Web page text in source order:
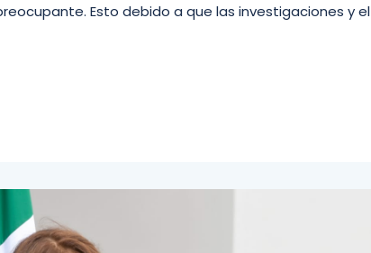
Esto debido a que las investigaciones y el